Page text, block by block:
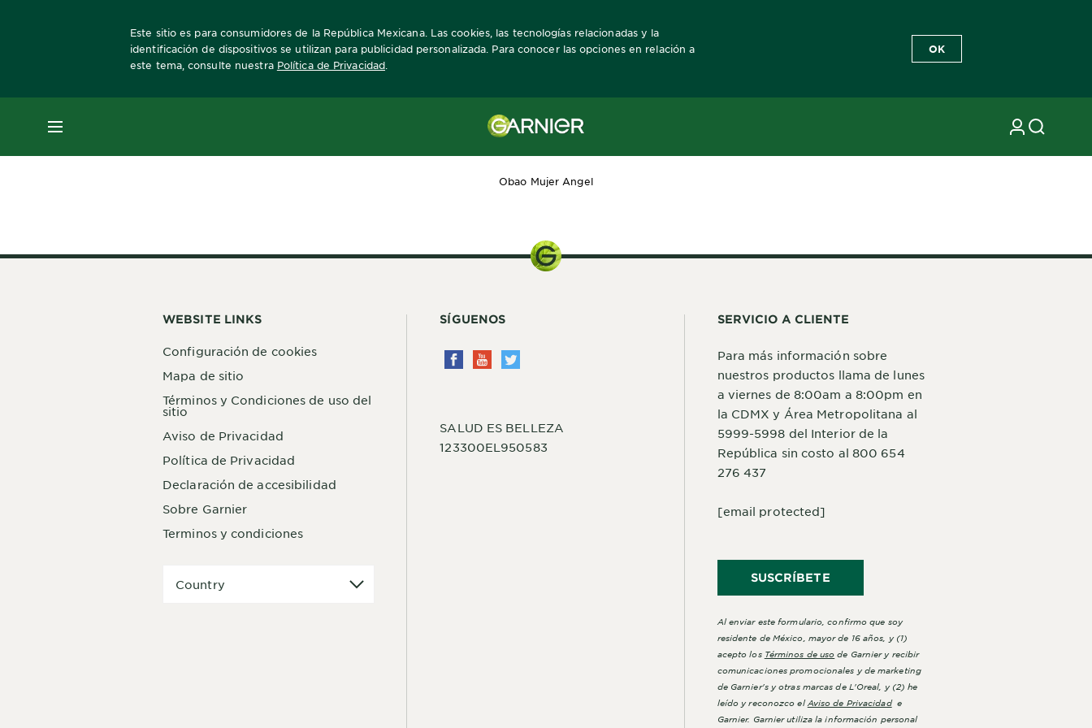
Este sitio es para consumidores de la República Mexicana. Las cookies, las tecnologías relacionadas y la
identificación de dispositivos se utilizan para publicidad personalizada. Para conocer las opciones en relación a
este tema, consulte nuestra Política de Privacidad
OK
MENÚ
Obao Mujer Angel
WEBSITE LINKS
Configuración de cookies
Mapa de sitio
Términos y Condiciones de uso del
sitio
Aviso de Privacidad
Política de Privacidad
Declaración de accesibilidad
Sobre Garnier
Terminos y condiciones
Country
SÍGUENOS
SALUD ES BELLEZA
123300EL950583
SERVICIO A CLIENTE
Para más información sobre
nuestros productos llama de lunes
a viernes de 8:00am a 8:00pm en
la CDMX y Área Metropolitana al
5999-5998 del Interior de la
República sin costo al 800 654
276 437
[email protected]
SUSCRÍBETE
Al enviar este formulario, confirmo que soy
residente de México, mayor de 16 años, y (1)
acepto los Términos de uso de Garnier y recibir
comunicaciones promocionales y de marketing
de Garnier's y otras marcas de L'Oreal, y (2) he
leído y reconozco el Aviso de Privacidade
Garnier. Garnier utiliza la información personal